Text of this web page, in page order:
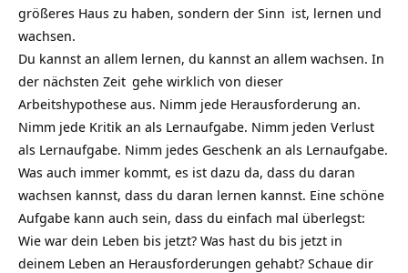
größeres Haus zu haben, sondern der Sinn ist, lernen und
wachsen.
Du kannst an allem lernen, du kannst an allem wachsen. In
der nächsten Zeit gehe wirklich von dieser
Arbeitshypothese aus. Nimm jede Herausforderung an.
Nimm jede Kritik an als Lernaufgabe. Nimm jeden Verlust
als Lernaufgabe. Nimm jedes Geschenk an als Lernaufgabe.
Was auch immer kommt, es ist dazu da, dass du daran
wachsen kannst, dass du daran lernen kannst. Eine schöne
Aufgabe kann auch sein, dass du einfach mal überlegst:
Wie war dein Leben bis jetzt? Was hast du bis jetzt in
deinem Leben an Herausforderungen gehabt? Schaue dir